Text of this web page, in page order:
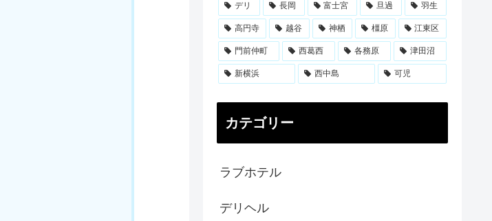
デリ 長岡 富士宮 旦過 羽生
高円寺 越谷 神栖 橿原 江東区
門前仲町 西葛西 各務原 津田沼
新横浜 西中島 可児
カテゴリー
ラブホテル
デリヘル